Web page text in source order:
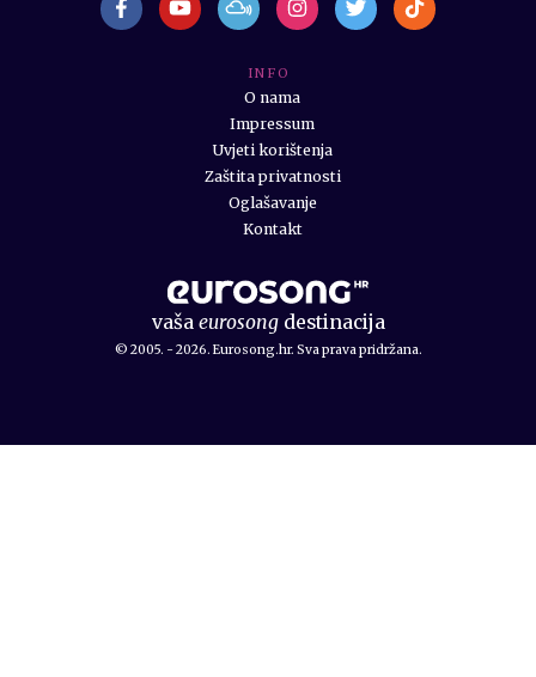
vaša eurosongdestinacija
© 2005. - 2026. Eurosong.hr. Sva prava pridržana.
I N F O
O nama
Impressum
Uvjeti korištenja
Zaštita privatnosti
Oglašavanje
Kontakt